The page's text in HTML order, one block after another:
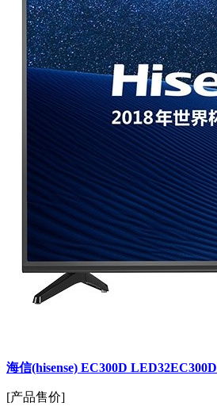
海信(hisense) EC300D LED32EC300D
[产品售价]